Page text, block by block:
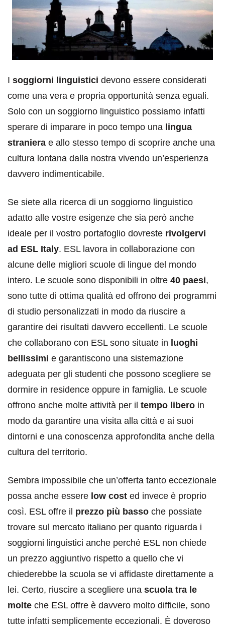
I soggiorni linguistici devono essere considerati
come una vera e propria opportunità senza eguali.
Solo con un soggiorno linguistico possiamo infatti
sperare di imparare in poco tempo una lingua
straniera e allo stesso tempo di scoprire anche una
cultura lontana dalla nostra vivendo un’esperienza
davvero indimenticabile.
Se siete alla ricerca di un soggiorno linguistico
adatto alle vostre esigenze che sia però anche
ideale per il vostro portafoglio dovreste rivolgervi
ad ESL Italy. ESL lavora in collaborazione con
alcune delle migliori scuole di lingue del mondo
intero. Le scuole sono disponibili in oltre 40 paesi,
sono tutte di ottima qualità ed offrono dei programmi
di studio personalizzati in modo da riuscire a
garantire dei risultati davvero eccellenti. Le scuole
che collaborano con ESL sono situate in luoghi
bellissimi e garantiscono una sistemazione
adeguata per gli studenti che possono scegliere se
dormire in residence oppure in famiglia. Le scuole
offrono anche molte attività per il tempo libero in
modo da garantire una visita alla città e ai suoi
dintorni e una conoscenza approfondita anche della
cultura del territorio.
Sembra impossibile che un’offerta tanto eccezionale
possa anche essere low cost ed invece è proprio
così. ESL offre il prezzo più basso che possiate
trovare sul mercato italiano per quanto riguarda i
soggiorni linguistici anche perché ESL non chiede
un prezzo aggiuntivo rispetto a quello che vi
chiederebbe la scuola se vi affidaste direttamente a
lei. Certo, riuscire a scegliere una scuola tra le
molte che ESL offre è davvero molto difficile, sono
tutte infatti semplicemente eccezionali. È doveroso